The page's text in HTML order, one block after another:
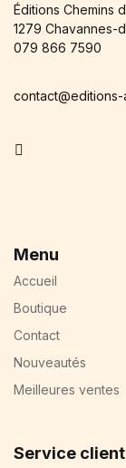
Éditions Chemins
1279 Chavannes-
079 866 7590
contact@editions-
Menu
Accueil
Boutique
Contact
Nouveautés
Meilleures ventes
Service client